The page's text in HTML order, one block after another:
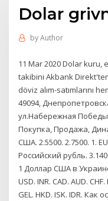
Dolar
byAuthor
11 Mar 2020 Dolar kuru,
takibini Akbank
döviz alım-satımlarını
49094,
ул.Набережная
Покупка, Продажа,
США. 2.5500. 2.7500. 1.
Российский рубль.
1 Доллар США в
USD. INR. CAD. AUD. CHF.
GEL. HKD. ISK. IDR.